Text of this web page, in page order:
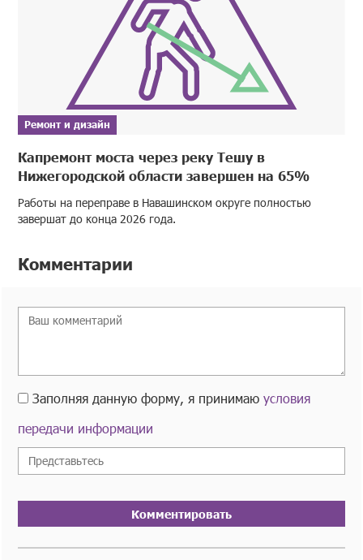
Ремонт и дизайн
Капремонт моста через реку Тешу в
Нижегородской области завершен на 65%
Работы на переправе в Навашинском округе полностью
завершат до конца 2026 года.
Комментарии
Заполняя данную форму, я принимаюусловия
передачи информации
Комментировать